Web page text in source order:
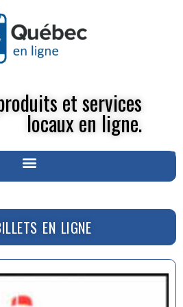
et services
locaux en ligne.
EN LIGNE